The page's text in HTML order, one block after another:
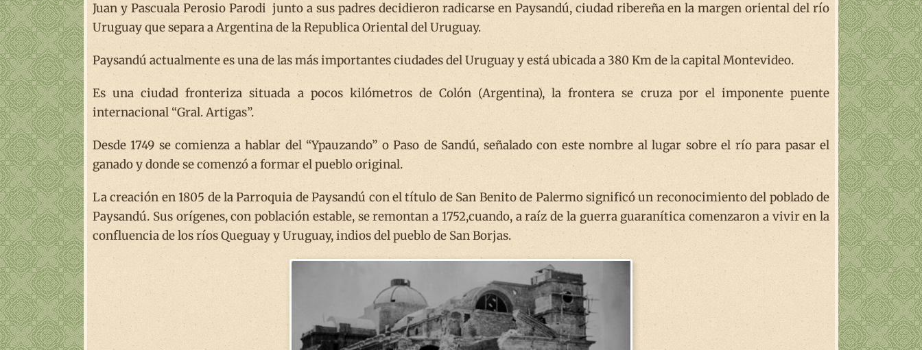
Juan y Pascuala Perosio Parodi junto a sus padres decidieron radicarse en Paysandú, ciudad ribereña en la margen oriental del río
Uruguay que separa a Argentina de la Republica Oriental del Uruguay.
Paysandú actualmente es una de las más importantes ciudades del Uruguay y está ubicada a 380 Km de la capital Montevideo.
Es una ciudad fronteriza situada a pocos kilómetros de Colón (Argentina), la frontera se cruza por el imponente puente
internacional “Gral. Artigas”.
Desde 1749 se comienza a hablar del “Ypauzando” o Paso de Sandú, señalado con este nombre al lugar sobre el río para pasar el
ganado y donde se comenzó a formar el pueblo original.
La creación en 1805 de la Parroquia de Paysandú con el título de San Benito de Palermo significó un reconocimiento del poblado de
Paysandú. Sus orígenes, con población estable, se remontan a 1752,cuando, a raíz de la guerra guaranítica comenzaron a vivir en la
confluencia de los ríos Queguay y Uruguay, indios del pueblo de San Borjas.